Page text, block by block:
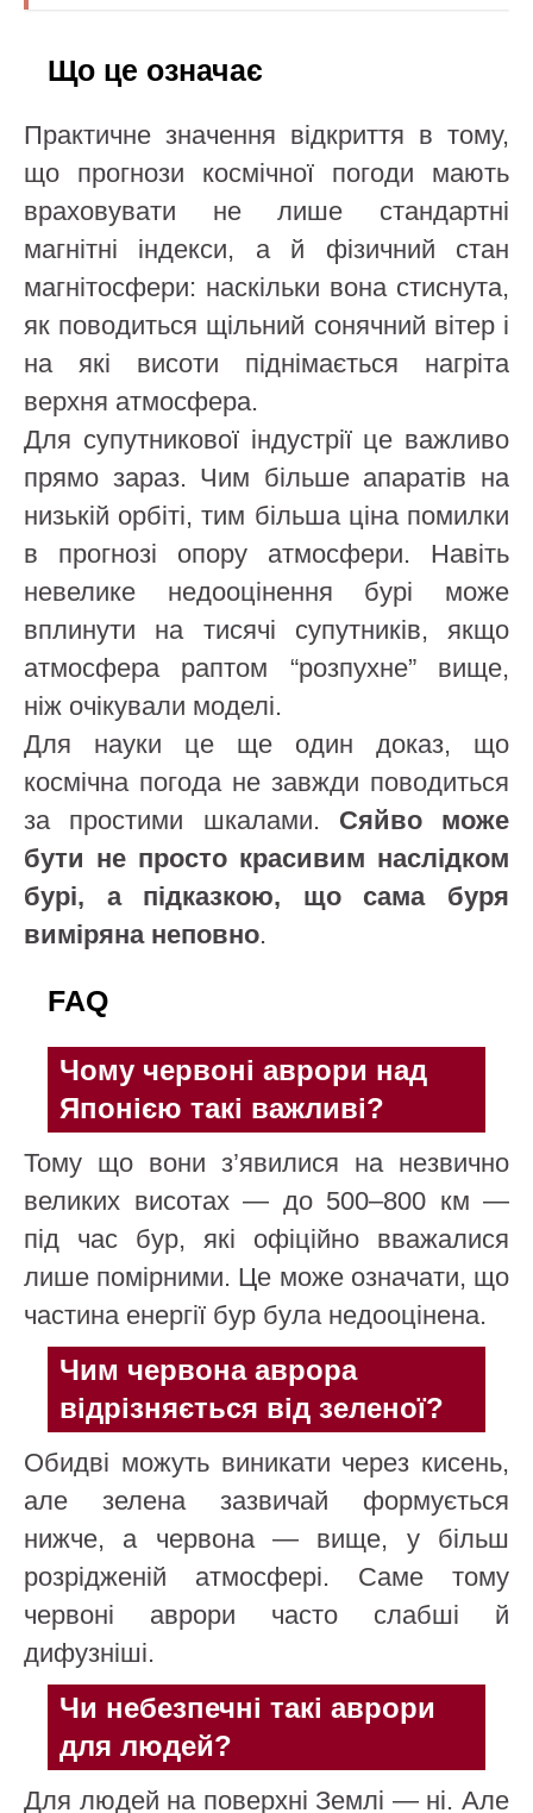
Що це означає
Практичне значення відкриття в тому,
що прогнози космічної погоди мають
враховувати не лише стандартні
магнітні індекси, а й фізичний стан
магнітосфери: наскільки вона стиснута,
як поводиться щільний сонячний вітер і
на які висоти піднімається нагріта
верхня атмосфера.
Для супутникової індустрії це важливо
прямо зараз. Чим більше апаратів на
низькій орбіті, тим більша ціна помилки
в прогнозі опору атмосфери. Навіть
невелике недооцінення бурі може
вплинути на тисячі супутників, якщо
атмосфера раптом “розпухне” вище,
ніж очікували моделі.
Для науки це ще один доказ, що
космічна погода не завжди поводиться
за простими шкалами. Сяйво може
бути не просто красивим наслідком
бурі, а підказкою, що сама буря
виміряна неповно.
FAQ
Чому червоні аврори над
Японією такі важливі?
Тому що вони з’явилися на незвично
великих висотах — до 500–800 км —
під час бур, які офіційно вважалися
лише помірними. Це може означати, що
частина енергії бур була недооцінена.
Чим червона аврора
відрізняється від зеленої?
Обидві можуть виникати через кисень,
але зелена зазвичай формується
нижче, а червона — вище, у більш
розрідженій атмосфері. Саме тому
червоні аврори часто слабші й
дифузніші.
Чи небезпечні такі аврори
для людей?
Для людей на поверхні Землі — ні. Але